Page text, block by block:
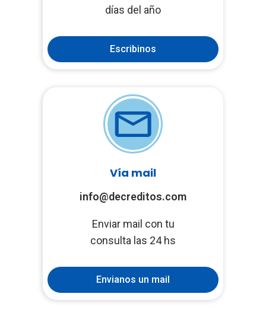
días del año
Escribinos
Vía mail
info@decreditos.com
Enviar mail con tu
consulta las 24 hs
Envianos un mail